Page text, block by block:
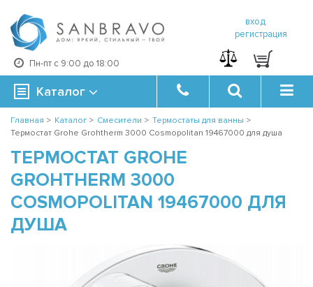
Пн-пт с 9:00 до 18:00
вход
регистрация
Каталог
Главная > Каталог > Смесители > Термостаты для ванны >
Термостат Grohe Grohtherm 3000 Cosmopolitan 19467000 для душа
ТЕРМОСТАТ GROHE
GROHTHERM 3000
COSMOPOLITAN 19467000 ДЛЯ
ДУША